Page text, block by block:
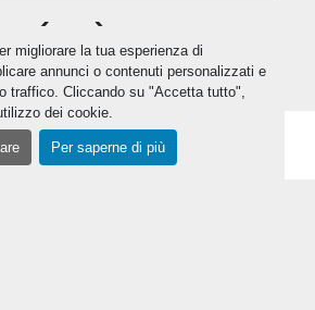
migliorare la tua esperienza di
annunci o contenuti personalizzati e
traffico. Cliccando su "Accetta tutto",
dei cookie.
Per saperne di più
‹ ›